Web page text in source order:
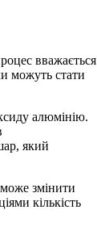
вважається
можуть стати
алюмінію.
який
змінити
кількість